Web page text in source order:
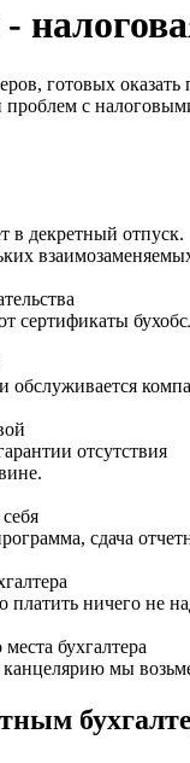
-
готовых
с
в декретный отпуск.
сертификаты
отсутствия
сдача
платить ничего не
бухгалтера
мы